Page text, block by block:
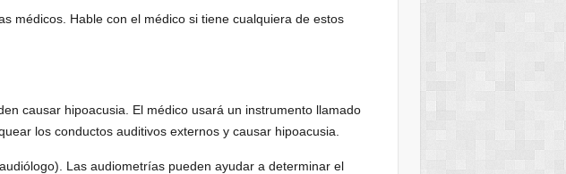
médicos. Hable con el médico si tiene cualquiera de estos
causar hipoacusia. El médico usará un instrumento llamado
los conductos auditivos externos y causar hipoacusia.
Las audiometrías pueden ayudar a determinar el